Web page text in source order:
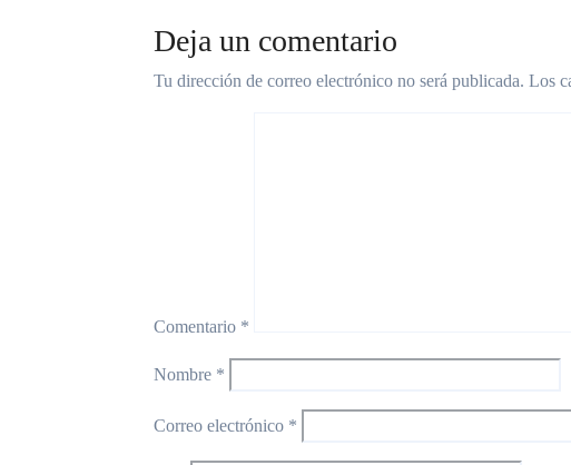
Deja un comentario
Tu dirección de correo electrónico no será publicada. Los
Comentario *
Nombre *
Correo electrónico *